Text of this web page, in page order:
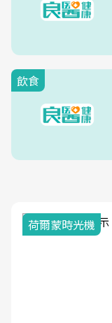
飲食
荷爾蒙時光機